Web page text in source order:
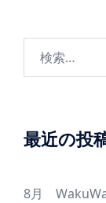
ョ
最近の投
8月